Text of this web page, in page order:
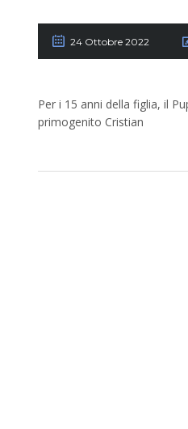
24 Ottobre 2022
Per i 15 anni della figlia, il
primogenito Cristian